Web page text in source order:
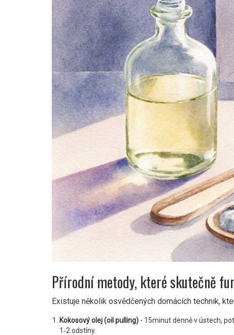
Přírodní metody, které skutečně
Existuje několik osvědčených domácích technik,
Kokosový olej (oil pulling) - 15minut denně v ústech,
1‑2 odstíny.